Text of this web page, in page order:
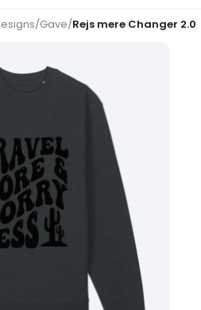
/Gave/Rejs mere Changer 2.0